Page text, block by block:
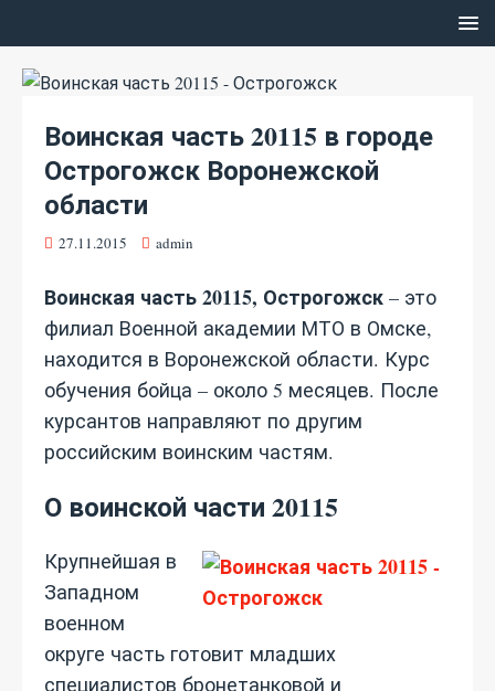
Воинская часть 20115 в городе
Острогожск Воронежской
области
27.11.2015 admin
Воинская часть 20115, Острогожск – это
филиал Военной академии МТО в Омске,
находится в Воронежской области. Курс
обучения бойца – около 5 месяцев. После
курсантов направляют по другим
российским воинским частям.
О воинской части 20115
Крупнейшая в
Западном
военном
округе часть готовит младших
специалистов бронетанковой и